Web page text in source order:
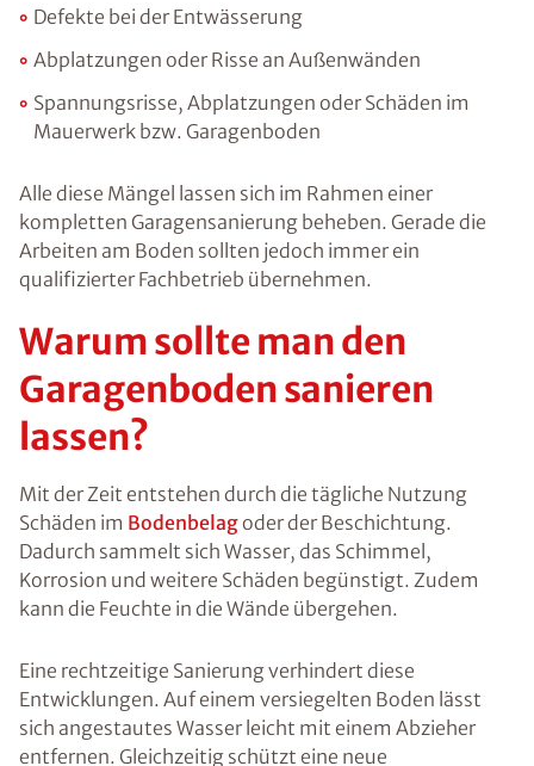
Defekte bei der Entwässerung
Abplatzungen oder Risse an Außenwänden
Spannungsrisse, Abplatzungen oder Schäden im
Mauerwerk bzw. Garagenboden
Alle diese Mängel lassen sich im Rahmen einer
kompletten Garagensanierung beheben. Gerade die
Arbeiten am Boden sollten jedoch immer ein
qualifizierter Fachbetrieb übernehmen.
Warum sollte man den
Garagenboden sanieren
lassen?
Mit der Zeit entstehen durch die tägliche Nutzung
Schäden im Bodenbelagoder der Beschichtung.
Dadurch sammelt sich Wasser, das Schimmel,
Korrosion und weitere Schäden begünstigt. Zudem
kann die Feuchte in die Wände übergehen.
Eine rechtzeitige Sanierung verhindert diese
Entwicklungen. Auf einem versiegelten Boden lässt
sich angestautes Wasser leicht mit einem Abzieher
entfernen. Gleichzeitig schützt eine neue